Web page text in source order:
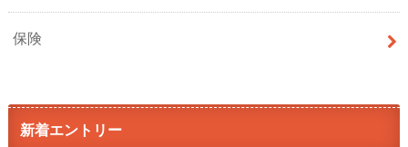
保険
新着エントリー